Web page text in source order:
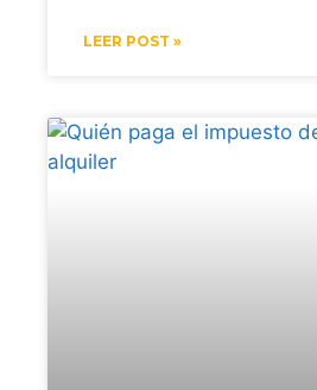
LEER POST »